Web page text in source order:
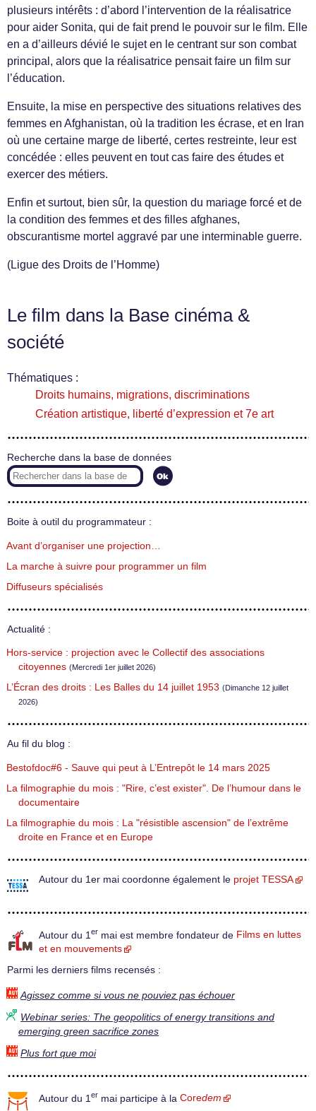
plusieurs intérêts : d’abord l’intervention de la réalisatrice
pour aider Sonita, qui de fait prend le pouvoir sur le film. Elle
en a d’ailleurs dévié le sujet en le centrant sur son combat
principal, alors que la réalisatrice pensait faire un film sur
l’éducation.
Ensuite, la mise en perspective des situations relatives des
femmes en Afghanistan, où la tradition les écrase, et en Iran
où une certaine marge de liberté, certes restreinte, leur est
concédée : elles peuvent en tout cas faire des études et
exercer des métiers.
Enfin et surtout, bien sûr, la question du mariage forcé et de
la condition des femmes et des filles afghanes,
obscurantisme mortel aggravé par une interminable guerre.
(Ligue des Droits de l’Homme)
Le film dans la Base cinéma &
société
Thématiques :
Droits humains, migrations, discriminations
Création artistique, liberté d’expression et 7e art
Recherche dans la base de données
Boite à outil du programmateur :
Avant d’organiser une projection…
La marche à suivre pour programmer un film
Diffuseurs spécialisés
Actualité :
Hors-service : projection avec le Collectif des associations
citoyennes (Mercredi 1er juillet 2026)
L’Écran des droits : Les Balles du 14 juillet 1953 (Dimanche 12 juillet
2026)
Au fil du blog :
Bestofdoc#6 - Sauve qui peut à L’Entrepôt le 14 mars 2025
La filmographie du mois : "Rire, c’est exister". De l’humour dans le
documentaire
La filmographie du mois : La "résistible ascension" de l’extrême
droite en France et en Europe
Autour du 1er mai coordonne également le projet TESSA
Autour du 1 er mai est membre fondateur de Films en luttes
et en mouvements
Parmi les derniers films recensés :
Agissez comme si vous ne pouviez pas échouer
Webinar series: The geopolitics of energy transitions and
emerging green sacrifice zones
Plus fort que moi
Autour du 1 er mai participe à la Coredem